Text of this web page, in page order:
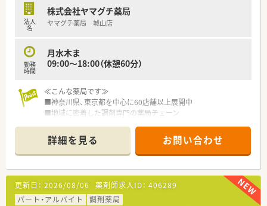
法人
名
株式会社ヤマグチ薬局
ヤマグチ薬局 城山店
勤務
時間
月水木ま
09:00～18:00（休憩60分）
≪こんな薬局です≫
■神奈川県、東京都を中心に60店舗以上展開中
■地域に密着した調剤専門の薬局チェーン
が出来ます
■月水木または月水金のシフトに入れる方、大歓迎！曜日ご相談
ください
■18時まで／パートなので残業はありません
■男性薬剤師も女性薬剤師も複数名在籍しており、安心して働け
ます
詳細を見る お問い合わせ
更新日： 2026/08/06 薬剤師求人ID： 406289
パート・アルバイト
調剤薬局